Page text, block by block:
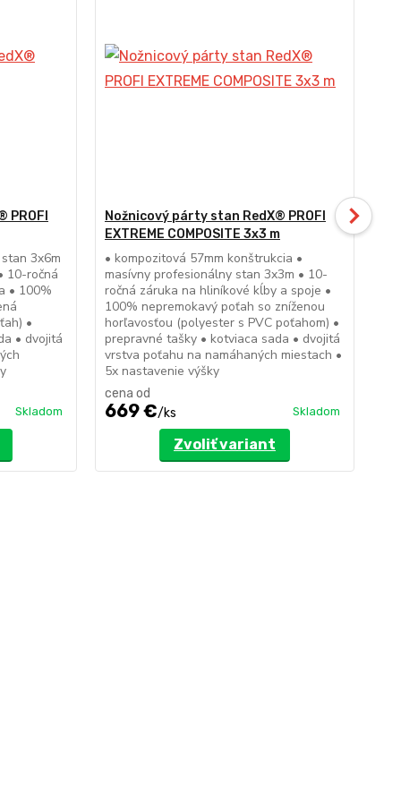
3x6m
10-ročná
• 100%
•
• dvojitá
Skladom
Nožnicový párty stan RedX® PROFI
EXTREME COMPOSITE 3x3 m
• kompozitová 57mm konštrukcia •
masívny profesionálny stan 3x3m • 10-
ročná záruka na hliníkové kĺby a spoje •
100% nepremokavý poťah so zníženou
horľavosťou (polyester s PVC poťahom) •
prepravné tašky • kotviaca sada • dvojitá
vrstva poťahu na namáhaných miestach •
5x nastavenie výšky
cena od
669 €/ks Skladom
Zvoliť variant